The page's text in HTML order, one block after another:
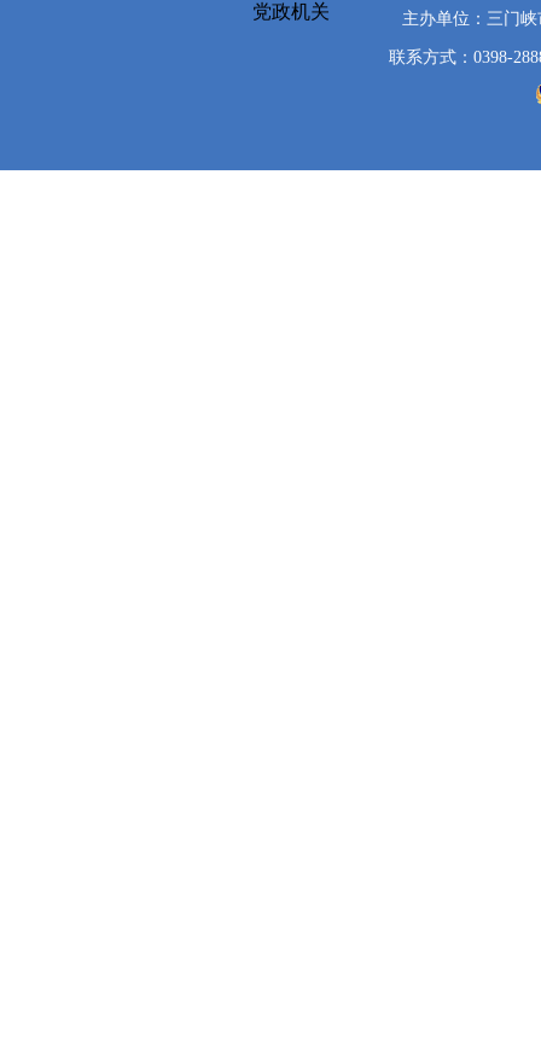
党政机关 主办单位：三门
联系方式：0398-